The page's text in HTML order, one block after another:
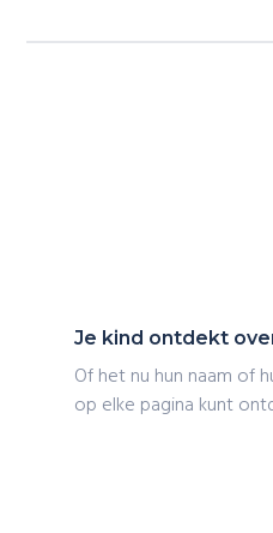
Je kind ontdekt
Of het nu hun naam of
op elke pagina kunt